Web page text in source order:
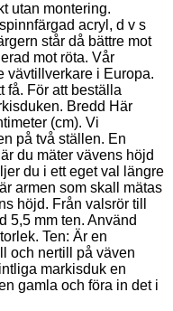
utan montering.
acryl, d v s
står då bättre mot
mot röta. Vår
vävtillverkare i Europa.
få. För att beställa
Bredd Här
(cm). Vi
på två ställen. En
du mäter vävens höjd
du i ett eget val längre
armen som skall mätas
höjd. Från valsrör till
5,5 mm ten. Använd
Ten: Är en
och nertill på väven
markisduk en
gamla och föra in det i